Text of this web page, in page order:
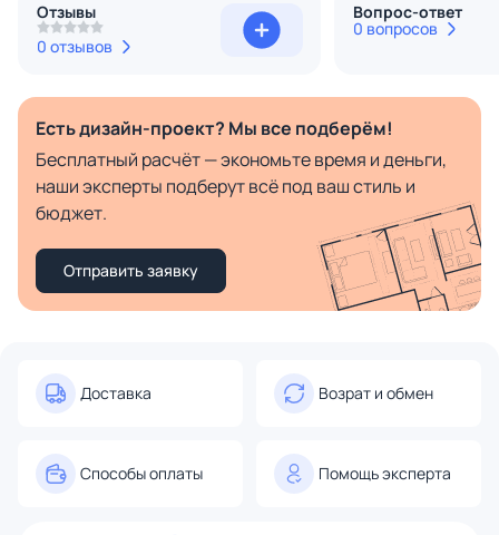
Отзывы
0 отзывов
Вопрос-ответ
0 вопросов
Есть дизайн-проект? Мы все подберём!
Бесплатный расчёт — экономьте время и деньги,
наши эксперты подберут всё под ваш стиль и
бюджет.
Отправить заявку
Доставка Возрат и обмен
Способы оплаты Помощь эксперта